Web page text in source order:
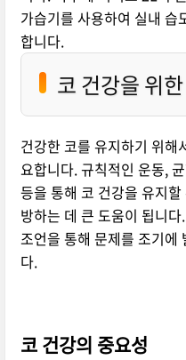
가습기를 사용하여 실내 습
합니다.
코 건강을 위
건강한 코를 유지하기 위해
요합니다. 규칙적인 운동,
등을 통해 코 건강을 유지
방하는 데 큰 도움이 됩니
조언을 통해 문제를 조기에
다.
코 건강의 중요성